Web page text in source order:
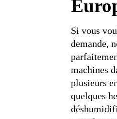
Si vous
demande,
machines
plusieurs
quelques